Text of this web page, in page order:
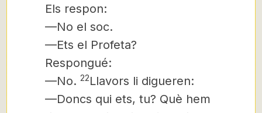
Els respon:
—No el soc.
—Ets el Profeta?
Respongué:
—No. 22Llavors li digueren:
—Doncs qui ets, tu? Què hem